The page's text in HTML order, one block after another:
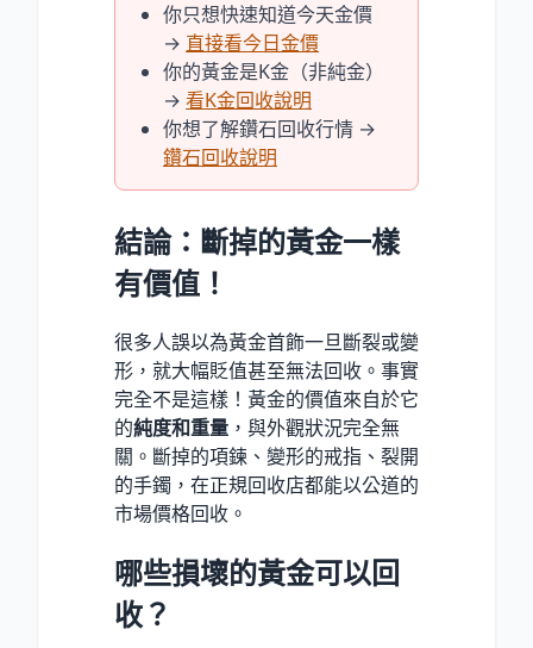
你只想快速知道今天金價
→ 直接看今日金價
你的黃金是K金（非純金）
→ 看K金回收說明
你想了解鑽石回收行情 →
鑽石回收說明
結論：斷掉的黃金一樣
有價值！
很多人誤以為黃金首飾一旦斷裂或變
形，就大幅貶值甚至無法回收。事實
完全不是這樣！黃金的價值來自於它
的純度和重量 ，與外觀狀況完全無
關。斷掉的項鍊、變形的戒指、裂開
的手鐲，在正規回收店都能以公道的
市場價格回收。
哪些損壞的黃金可以回
收？